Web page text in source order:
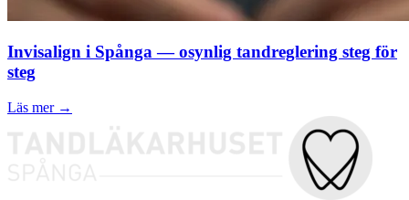
Invisalign i Spånga — osynlig tandreglering steg för
steg
Läs mer →